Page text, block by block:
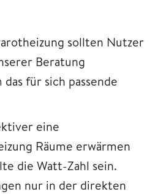
sollten Nutzer
Beratung
für sich passende
eine
Räume erwärmen
die Watt-Zahl sein.
nur in der direkten